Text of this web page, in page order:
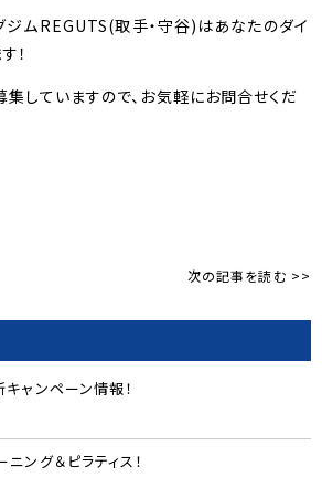
ジムREGUTS(取手・守谷)はあなたのダイ
！
集していますので、お気軽にお問合せくだ
次の記事を読む >>
ャンペーン情報！
ング＆ピラティス！